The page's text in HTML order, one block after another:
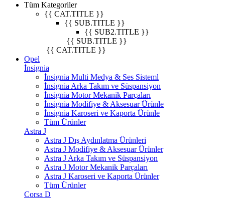
Tüm Kategoriler
{{ CAT.TITLE }}
{{ SUB.TITLE }}
{{ SUB2.TITLE }}
{{ SUB.TITLE }}
{{ CAT.TITLE }}
Opel
İnsignia
İnsignia Multi Medya & Ses Sisteml
İnsignia Arka Takım ve Süspansiyon
İnsignia Motor Mekanik Parçaları
İnsignia Modifiye & Aksesuar Ürünle
İnsignia Karoseri ve Kaporta Ürünle
Tüm Ürünler
Astra J
Astra J Dış Aydınlatma Ürünleri
Astra J Modifiye & Aksesuar Ürünler
Astra J Arka Takım ve Süspansiyon
Astra J Motor Mekanik Parçaları
Astra J Karoseri ve Kaporta Ürünler
Tüm Ürünler
Corsa D